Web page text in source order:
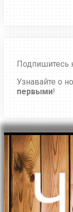
Подпишитесь
Узнавайте о
первыми!